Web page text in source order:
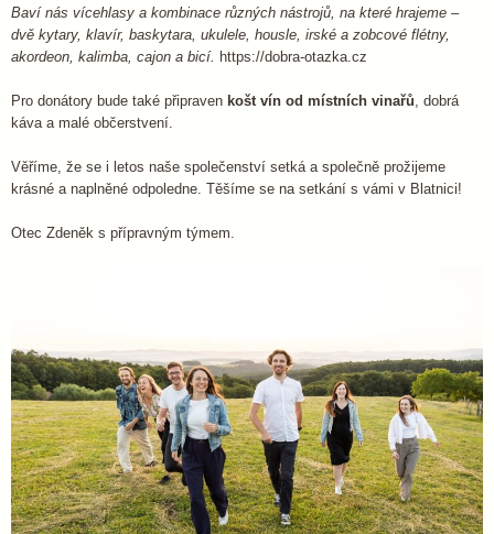
Baví nás vícehlasy a kombinace různých nástrojů, na které hrajeme –
dvě kytary, klavír, baskytara, ukulele, housle, irské a zobcové flétny,
akordeon, kalimba, cajon a bicí. https://dobra-otazka.cz
Pro donátory bude také připraven košt vín od místních vinařů , dobrá
káva a malé občerstvení.
Věříme, že se i letos naše společenství setká a společně prožijeme
krásné a naplněné odpoledne. Těšíme se na setkání s vámi v Blatnici!
Otec Zdeněk s přípravným týmem.